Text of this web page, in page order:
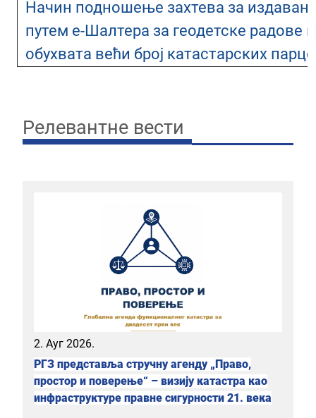
Начин подношење захтева за
путем е-Шалтера за геодетске радове
обухвата већи број катастарских
Релевантне вести
2. Ауг 2026.
РГЗ представља стручну агенду „Право,
простор и поверење“ – визију катастра као
инфраструктуре правне сигурности 21. века